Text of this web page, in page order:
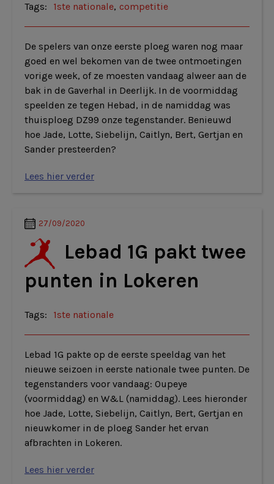
Tags: 1ste nationale, competitie
De spelers van onze eerste ploeg waren nog maar
goed en wel bekomen van de twee ontmoetingen
vorige week, of ze moesten vandaag alweer aan de
bak in de Gaverhal in Deerlijk. In de voormiddag
speelden ze tegen Hebad, in de namiddag was
thuisploeg DZ99 onze tegenstander. Benieuwd
hoe Jade, Lotte, Siebelijn, Caitlyn, Bert, Gertjan en
Sander presteerden?
Lees hier verder
27/09/2020
Lebad 1G pakt twee
punten in Lokeren
Tags: 1ste nationale
Lebad 1G pakte op de eerste speeldag van het
nieuwe seizoen in eerste nationale twee punten. De
tegenstanders voor vandaag: Oupeye
(voormiddag) en W&L (namiddag). Lees hieronder
hoe Jade, Lotte, Siebelijn, Caitlyn, Bert, Gertjan en
nieuwkomer in de ploeg Sander het ervan
afbrachten in Lokeren.
Lees hier verder